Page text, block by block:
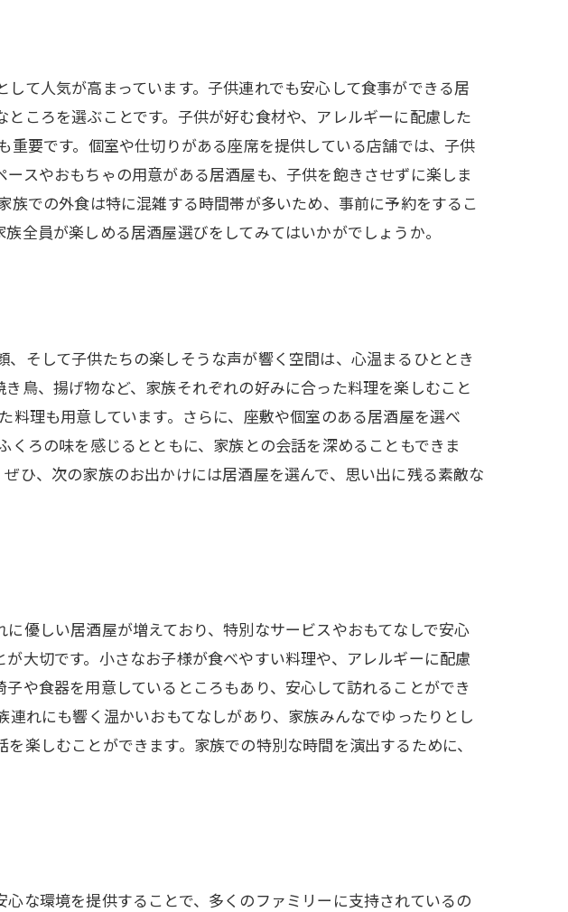
て人気が高まっています。子供連れでも安心して食事ができる居
ころを選ぶことです。子供が好む食材や、アレルギーに配慮した
要です。個室や仕切りがある座席を提供している店舗では、子供
スやおもちゃの用意がある居酒屋も、子供を飽きさせずに楽しま
での外食は特に混雑する時間帯が多いため、事前に予約をするこ
全員が楽しめる居酒屋選びをしてみてはいかがでしょうか。
そして子供たちの楽しそうな声が響く空間は、心温まるひととき
鳥、揚げ物など、家族それぞれの好みに合った料理を楽しむこと
理も用意しています。さらに、座敷や個室のある居酒屋を選べ
ろの味を感じるとともに、家族との会話を深めることもできま
ひ、次の家族のお出かけには居酒屋を選んで、思い出に残る素敵な
優しい居酒屋が増えており、特別なサービスやおもてなしで安心
大切です。小さなお子様が食べやすい料理や、アレルギーに配慮
や食器を用意しているところもあり、安心して訪れることができ
れにも響く温かいおもてなしがあり、家族みんなでゆったりとし
楽しむことができます。家族での特別な時間を演出するために、
な環境を提供することで、多くのファミリーに支持されているの